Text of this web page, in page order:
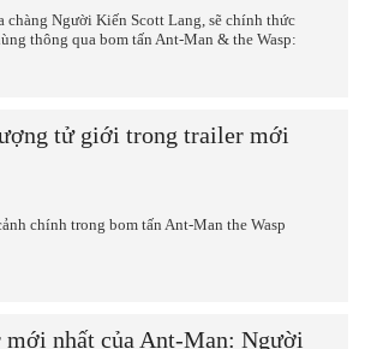
chàng Người Kiến Scott Lang, sẽ chính thức
thông qua bom tấn Ant-Man & the Wasp:
tử giới trong trailer mới
chính trong bom tấn Ant-Man the Wasp
nhất của Ant-Man: Người